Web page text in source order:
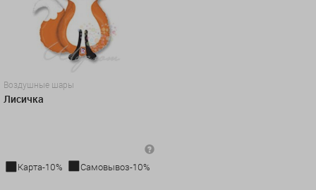
Воздушные шары
Лисичка
Карта-10%
Самовывоз-10%